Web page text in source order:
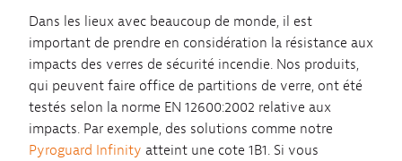
Dans les lieux avec beaucoup de monde, il est
important de prendre en considération la résistance aux
impacts des verres de sécurité incendie. Nos produits,
qui peuvent faire office de partitions de verre, ont été
testés selon la norme EN 12600:2002 relative aux
impacts. Par exemple, des solutions comme notre
Pyroguard Infinity atteint une cote 1B1. Si vous